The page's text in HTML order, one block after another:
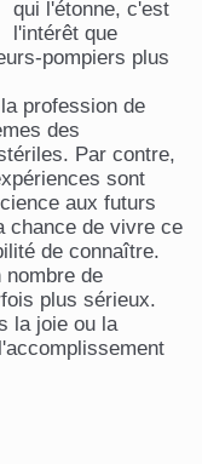
qui l'étonne, c'est
l'intérêt que
pompiers plus
profession de
des
Par contre,
sont
aux futurs
chance de vivre ce
de connaître.
nombre de
plus sérieux.
la joie ou la